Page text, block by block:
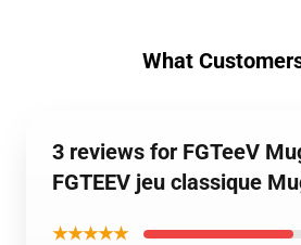
What
3 reviews for FGTeeV
FGTEEV jeu classique
★★★★★